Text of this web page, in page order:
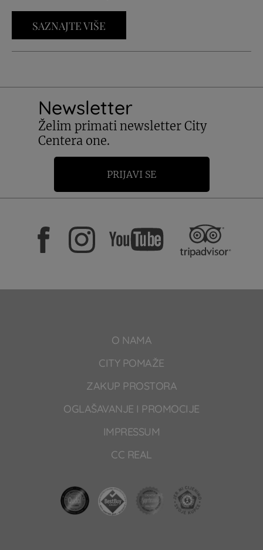
SAZNAJTE VIŠE
Newsletter
Želim primati newsletter City
Centera one.
PRIJAVI SE
O NAMA
CITY POMAŽE
ZAKUP PROSTORA
OGLAŠAVANJE I PROMOCIJE
IMPRESSUM
CC REAL